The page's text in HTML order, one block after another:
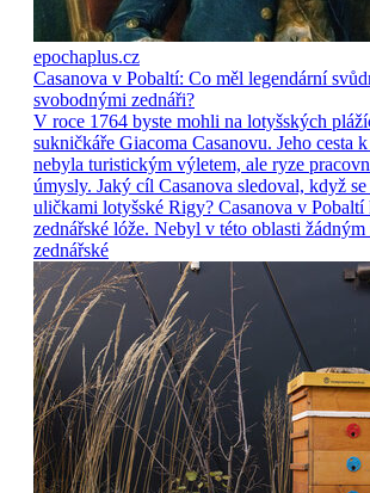
epochaplus.cz
Casanova v Pobaltí: Co měl legendární
svobodnými zednáři?
V roce 1764 byste mohli na lotyšských
sukničkáře Giacoma Casanovu. Jeho cesta
nebyla turistickým výletem, ale ryze
úmysly. Jaký cíl Casanova sledoval, když
uličkami lotyšské Rigy? Casanova v
zednářské lóže. Nebyl v této oblasti
zednářské